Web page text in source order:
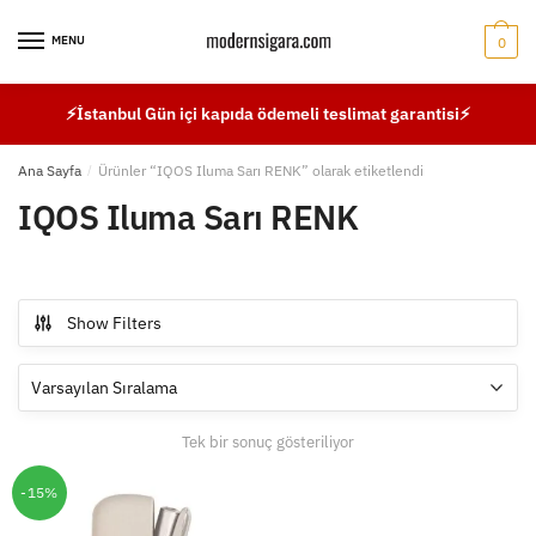
MENU 0
⚡İstanbul Gün içi kapıda ödemeli teslimat garantisi⚡
Ana Sayfa / Ürünler “IQOS Iluma Sarı RENK” olarak etiketlendi
IQOS Iluma Sarı RENK
Show Filters
Tek bir sonuç gösteriliyor
-15%